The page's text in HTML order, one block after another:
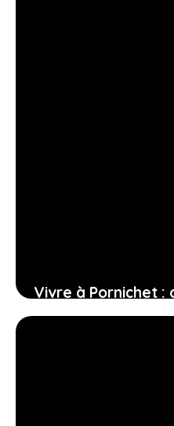
Vivre à Pornichet :
les meilleurs